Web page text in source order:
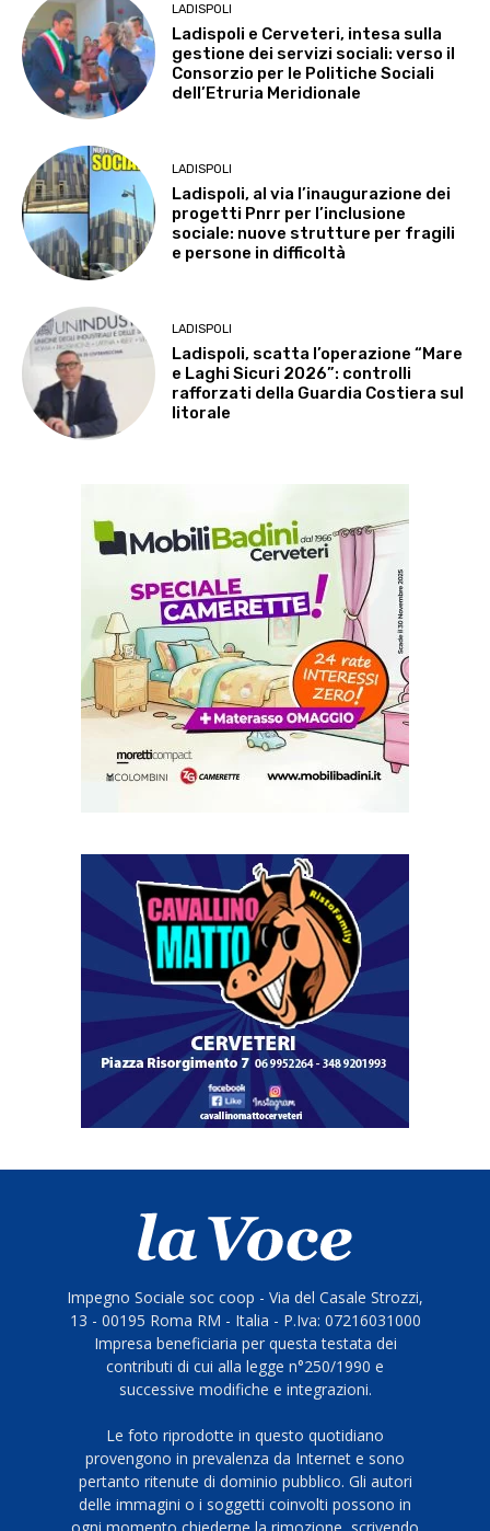
LADISPOLI
Ladispoli e Cerveteri, intesa sulla
gestione dei servizi sociali: verso il
Consorzio per le Politiche Sociali
dell’Etruria Meridionale
LADISPOLI
Ladispoli, al via l’inaugurazione dei
progetti Pnrr per l’inclusione
sociale: nuove strutture per fragili
e persone in difficoltà
LADISPOLI
Ladispoli, scatta l’operazione “Mare
e Laghi Sicuri 2026”: controlli
rafforzati della Guardia Costiera sul
litorale
Impegno Sociale soc coop - Via del Casale Strozzi,
13 - 00195 Roma RM - Italia - P.Iva: 07216031000
Impresa beneficiaria per questa testata dei
contributi di cui alla legge n°250/1990 e
successive modifiche e integrazioni.
Le foto riprodotte in questo quotidiano
provengono in prevalenza da Internet e sono
pertanto ritenute di dominio pubblico. Gli autori
delle immagini o i soggetti coinvolti possono in